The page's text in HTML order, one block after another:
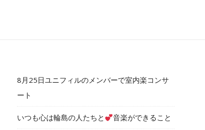
8月25日ユニフィルのメンバーで室内楽コンサ
ート
いつも心は輪島の人たちと 音楽ができること